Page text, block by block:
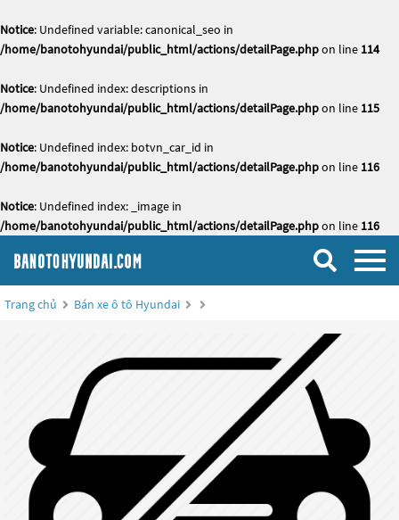
Notice: Undefined variable: canonical_seo in
/home/banotohyundai/public_html/actions/detailPage.phpon line 114
Notice: Undefined index: descriptions in
/home/banotohyundai/public_html/actions/detailPage.phpon line 115
Notice: Undefined index: botvn_car_id in
/home/banotohyundai/public_html/actions/detailPage.phpon line 116
Notice: Undefined index: _image in
/home/banotohyundai/public_html/actions/detailPage.phpon line 116
Trang chủ Bán xe ô tô Hyundai